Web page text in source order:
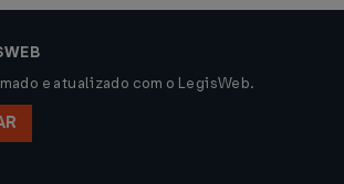
e atualizado com o LegisWeb.